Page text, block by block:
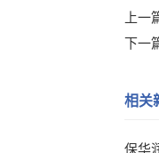
上一
下一
相关
保华